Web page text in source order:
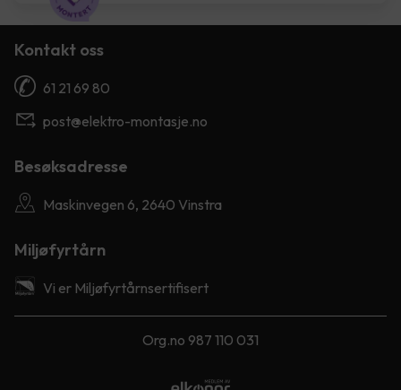
Kontakt oss
61 21 69 80
post@elektro-montasje.no
Besøksadresse
Maskinvegen 6, 2640 Vinstra
Miljøfyrtårn
Vi er Miljøfyrtårnsertifisert
Org.no 987 110 031